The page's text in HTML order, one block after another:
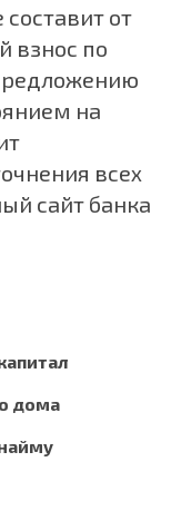
от
взнос по
на
всех
сайт банка
дома